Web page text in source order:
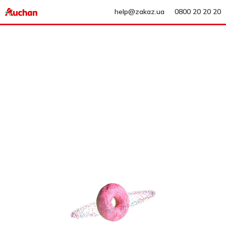
help@zakaz.ua 0800 20 20 20